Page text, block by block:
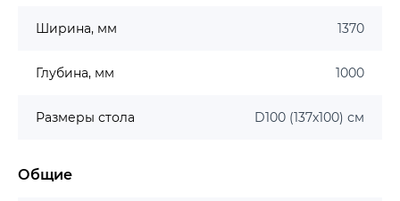
Ширина, мм 1370
Глубина, мм 1000
Размеры стола D100 (137х100) см
Общие